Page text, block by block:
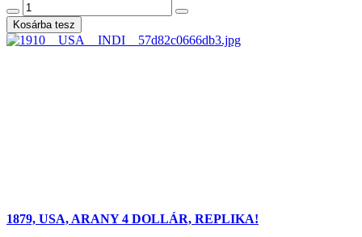
1879, USA, ARANY 4 DOLLÁR, REPLIKA!